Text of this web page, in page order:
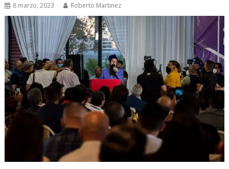
8 marzo, 2023 Roberto Martinez